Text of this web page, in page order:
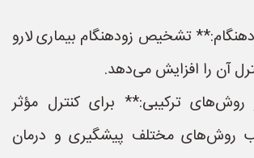
تشخیص زودهنگام بیماری لارو
آن را افزایش می‌دهد.
ترکیبی:** برای کنترل مؤثر
روش‌های مختلف پیشگیری و درمان